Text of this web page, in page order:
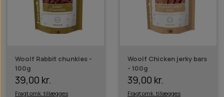
Woolf Rabbit chunkies -
100g
39,00 kr.
Fragt omk. tillægges
Woolf Chicken jerky bars
- 100g
39,00 kr.
Fragt omk. tillægges